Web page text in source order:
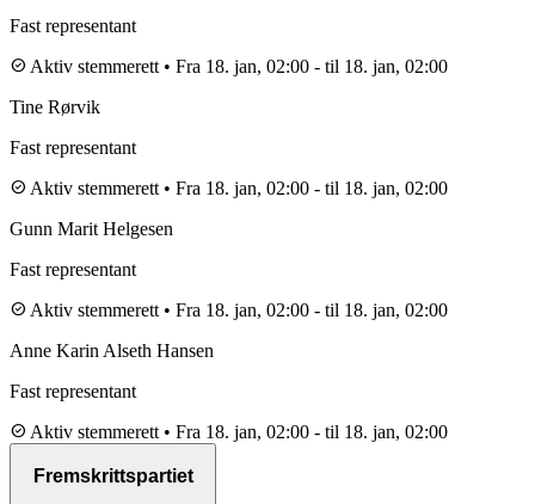
Fast representant
check_circle Aktiv stemmerett • Fra 18. jan, 02:00 - til 18. jan, 02:00
Tine Rørvik
Fast representant
check_circle Aktiv stemmerett • Fra 18. jan, 02:00 - til 18. jan, 02:00
Gunn Marit Helgesen
Fast representant
check_circle Aktiv stemmerett • Fra 18. jan, 02:00 - til 18. jan, 02:00
Anne Karin Alseth Hansen
Fast representant
check_circle Aktiv stemmerett • Fra 18. jan, 02:00 - til 18. jan, 02:00
Fremskrittspartiet